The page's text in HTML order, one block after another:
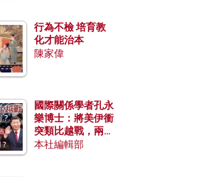
行為不檢 培育教
化才能治本
陳家偉
國際關係學者孔永
樂博士：將美伊衝
突類比越戰，兩者
有何異同？中國崛
本社編輯部